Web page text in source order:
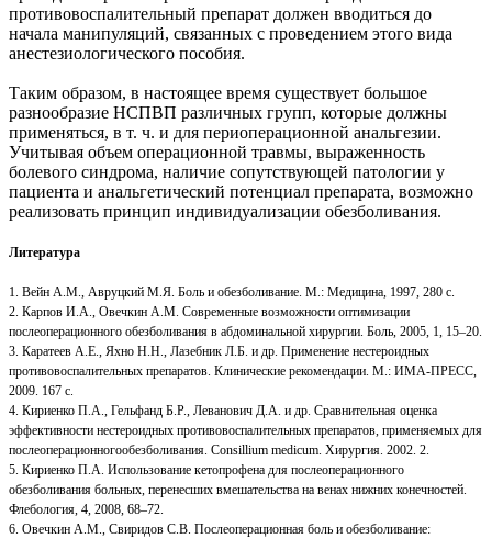
противовоспалительный препарат должен вводиться до
начала манипуляций, связанных с проведением этого вида
анестезиологического пособия.
Таким образом, в настоящее время существует большое
разнообразие НСПВП различных групп, которые должны
применяться, в т. ч. и для периоперационной анальгезии.
Учитывая объем операционной травмы, выраженность
болевого синдрома, наличие сопутствующей патологии у
пациента и анальгетический потенциал препарата, возможно
реализовать принцип индивидуализации обезболивания.
Литература
1. Вейн А.М., Авруцкий М.Я. Боль и обезболивание. М.: Медицина, 1997, 280 с.
2. Карпов И.А., Овечкин А.М. Современные возможности оптимизации
послеоперационного обезболивания в абдоминальной хирургии. Боль, 2005, 1, 15–20.
3. Каратеев А.Е., Яхно Н.Н., Лазебник Л.Б. и др. Применение нестероидных
противовоспалительных препаратов. Клинические рекомендации. М.: ИМА-ПРЕСС,
2009. 167 с.
4. Кириенко П.А., Гельфанд Б.Р., Леванович Д.А. и др. Сравнительная оценка
эффективности нестероидных противовоспалительных препаратов, применяемых для
послеоперационногообезболивания. Consillium medicum. Хирургия. 2002. 2.
5. Кириенко П.А. Использование кетопрофена для послеоперационного
обезболивания больных, перенесших вмешательства на венах нижних конечностей.
Флебология, 4, 2008, 68–72.
6. Овечкин А.М., Свиридов С.В. Послеоперационная боль и обезболивание: